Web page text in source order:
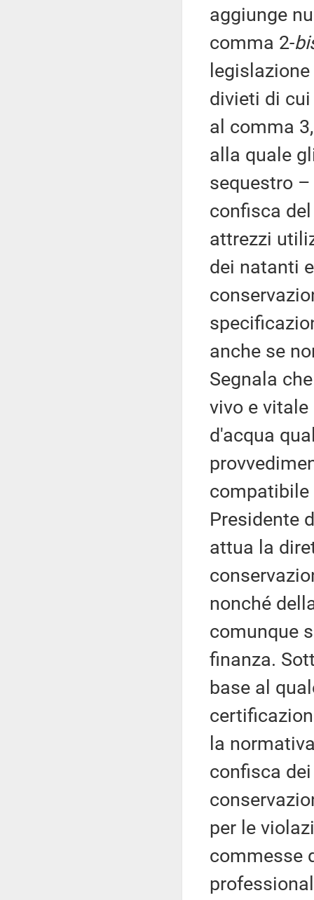
aggiunge
comma 2-
divieti di
al comma
alla quale
sequestro
confisca
attrezzi
dei natanti
anche se
Segnala
vivo e
d'acqua
compatibile
Presidente
attua la
nonché
comunque
finanza.
base al
la
confisca
per le
commesse